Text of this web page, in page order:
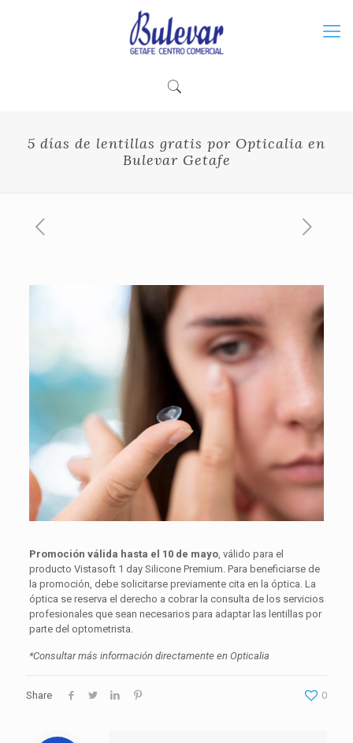
5 días de lentillas gratis por Opticalia en
Bulevar Getafe
Promoción válida hasta el 10 de mayo, válido para el
producto Vistasoft 1 day Silicone Premium. Para beneficiarse de
la promoción, debe solicitarse previamente cita en la óptica. La
óptica se reserva el derecho a cobrar la consulta de los servicios
profesionales que sean necesarios para adaptar las lentillas por
parte del optometrista.
*Consultar más información directamente en Opticalia
Share 0